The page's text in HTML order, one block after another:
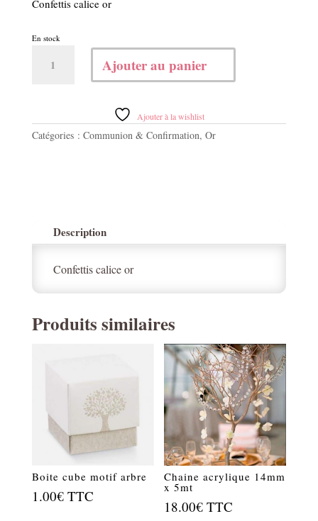
Confettis calice or
En stock
Ajouter au panier
Ajouter à la wishlist
Catégories : Communion & Confirmation, Or
Description
Confettis calice or
Produits similaires
Boite cube motif arbre
1.00€ TTC
Chaine acrylique 14mm
x 5mt
18.00€ TTC